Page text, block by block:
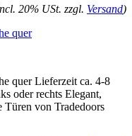
20% USt. zzgl. Versand)
quer
quer Lieferzeit ca. 4-8
oder rechts Elegant,
Türen von Tradedoors